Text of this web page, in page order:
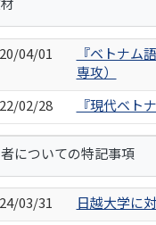
04/01
『ベトナム
専攻）
02/28 『現代ベト
についての特記事項
03/31
日越大学に